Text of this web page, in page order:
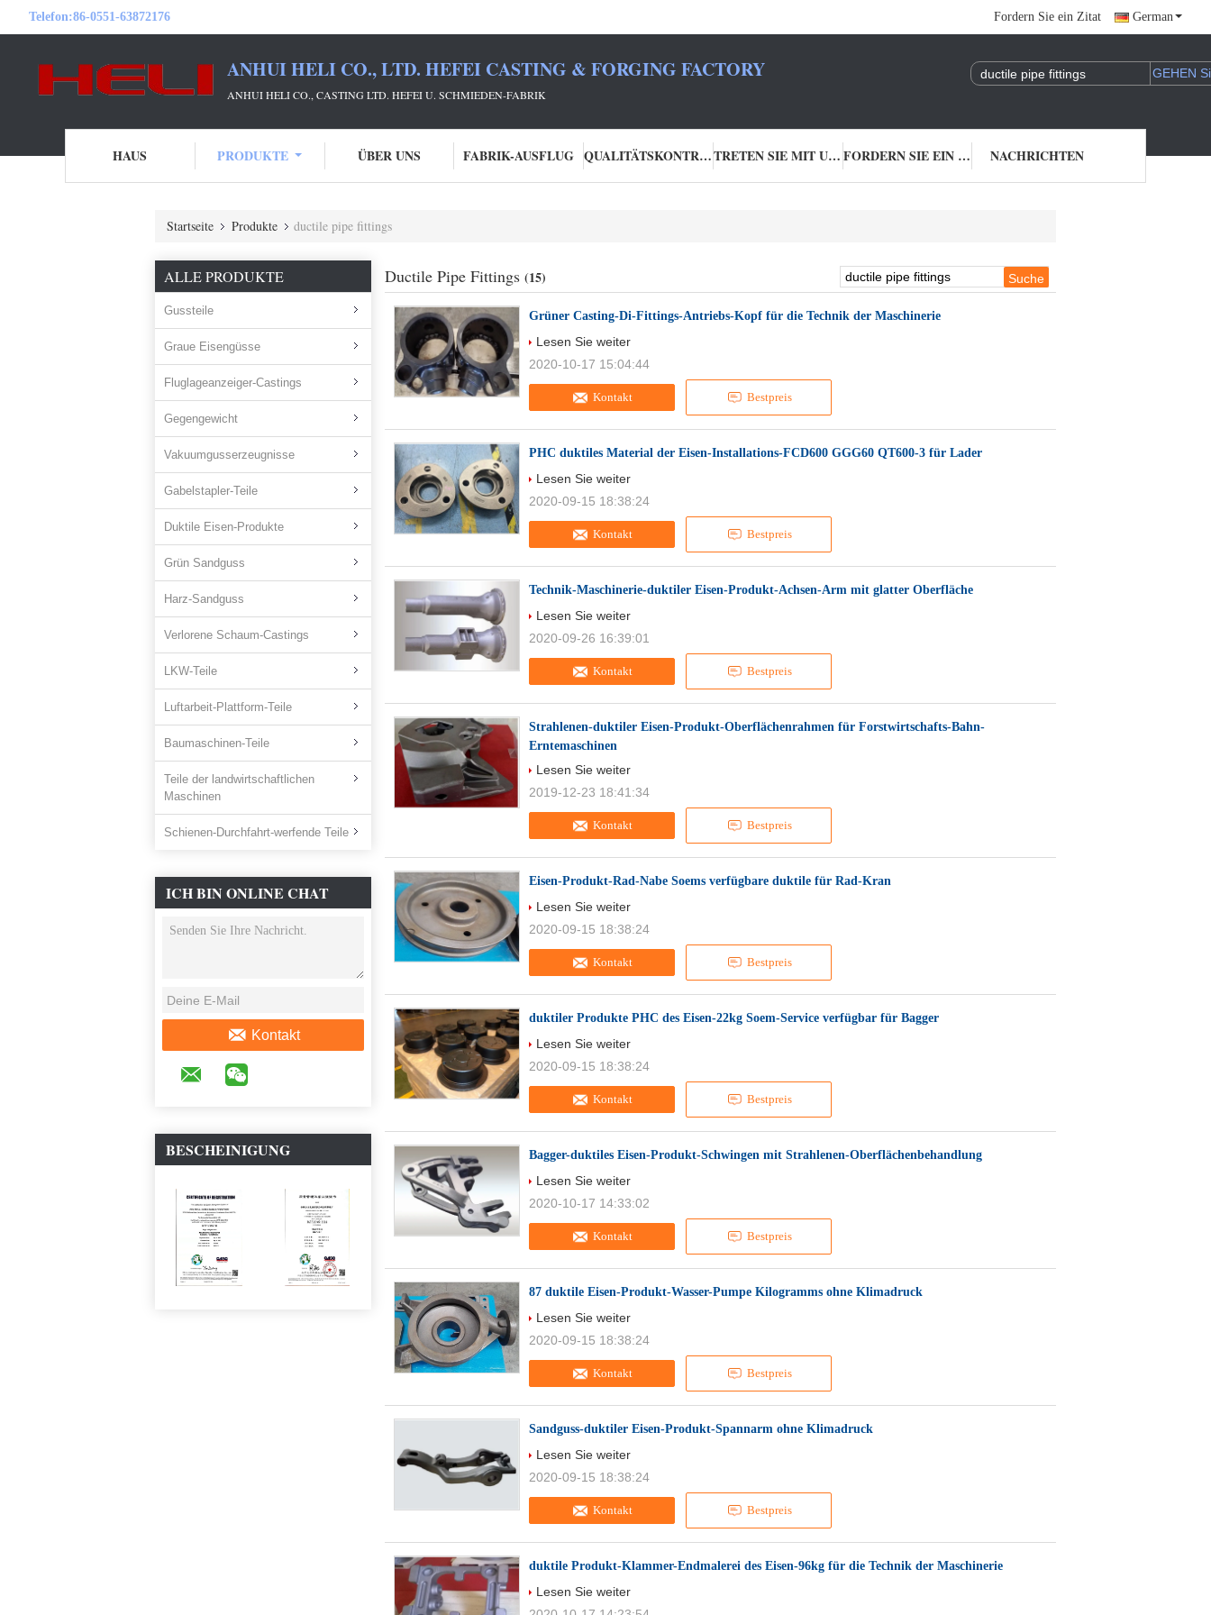
Telefon:86-0551-63872176 Fordern Sie ein Zitat German
ANHUI HELI CO., LTD. HEFEI CASTING & FORGING FACTORY
ANHUI HELI CO., CASTING LTD. HEFEI U. SCHMIEDEN-FABRIK
HAUS PRODUKTE ÜBER UNS FABRIK-AUSFLUG QUALITÄTSKONTROLLE TRETEN SIE MIT UNS IN VERBINDUNG FORDERN SIE EIN ZITAT NACHRICHTEN
Startseite Produkte ductile pipe fittings
ALLE PRODUKTE
Gussteile
Graue Eisengüsse
Fluglageanzeiger-Castings
Gegengewicht
Vakuumgusserzeugnisse
Gabelstapler-Teile
Duktile Eisen-Produkte
Grün Sandguss
Harz-Sandguss
Verlorene Schaum-Castings
LKW-Teile
Luftarbeit-Plattform-Teile
Baumaschinen-Teile
Teile der landwirtschaftlichen
Maschinen
Schienen-Durchfahrt-werfende Teile
ICH BIN ONLINE CHAT
JETZT
Kontakt
BESCHEINIGUNG
Ductile Pipe Fittings (15)
Grüner Casting-Di-Fittings-Antriebs-Kopf für die Technik der Maschinerie
Kontakt Bestpreis
Lesen Sie weiter
2020-10-17 15:04:44
PHC duktiles Material der Eisen-Installations-FCD600 GGG60 QT600-3 für Lader
Kontakt Bestpreis
Lesen Sie weiter
2020-09-15 18:38:24
Technik-Maschinerie-duktiler Eisen-Produkt-Achsen-Arm mit glatter Oberfläche
Kontakt Bestpreis
Lesen Sie weiter
2020-09-26 16:39:01
Strahlenen-duktiler Eisen-Produkt-Oberflächenrahmen für Forstwirtschafts-Bahn-
Erntemaschinen
Kontakt Bestpreis
Lesen Sie weiter
2019-12-23 18:41:34
Eisen-Produkt-Rad-Nabe Soems verfügbare duktile für Rad-Kran
Kontakt Bestpreis
Lesen Sie weiter
2020-09-15 18:38:24
duktiler Produkte PHC des Eisen-22kg Soem-Service verfügbar für Bagger
Kontakt Bestpreis
Lesen Sie weiter
2020-09-15 18:38:24
Bagger-duktiles Eisen-Produkt-Schwingen mit Strahlenen-Oberflächenbehandlung
Kontakt Bestpreis
Lesen Sie weiter
2020-10-17 14:33:02
87 duktile Eisen-Produkt-Wasser-Pumpe Kilogramms ohne Klimadruck
Kontakt Bestpreis
Lesen Sie weiter
2020-09-15 18:38:24
Sandguss-duktiler Eisen-Produkt-Spannarm ohne Klimadruck
Kontakt Bestpreis
Lesen Sie weiter
2020-09-15 18:38:24
duktile Produkt-Klammer-Endmalerei des Eisen-96kg für die Technik der Maschinerie
Lesen Sie weiter